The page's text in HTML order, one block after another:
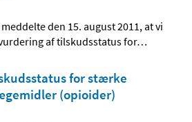
den 15. august 2011, at vi
af tilskudsstatus for…
for stærke
(opioider)